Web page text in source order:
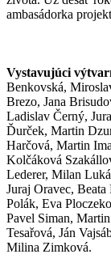
ambasádorka
Vystavujúci
Benkovská,
Brezo, Jana
Ladislav Černý,
Ďurček, Martin
Harčová, Martin
Kolčáková
Lederer, Milan
Juraj Oravec,
Polák, Eva
Pavel Siman,
Tesařová, Ján
Milina Zimková.